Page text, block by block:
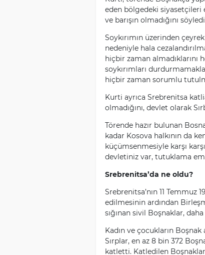
eden bölgedeki siyasetçileri
ve barışın olmadığını
Soykırımın üzerinden
nedeniyle hala
hiçbir zaman almadıklarını
soykırımları
hiçbir zaman sorumlu
Kurti ayrıca Srebrenitsa
olmadığını, devlet olarak
Törende hazır bulunan
kadar Kosova halkının da
küçümsenmesiyle karşı
devletiniz var, tutuklama
Srebrenitsa’da ne oldu?
Srebrenitsa’nın 11 Temmuz
edilmesinin ardından
sığınan sivil Boşnaklar,
Kadın ve çocukların
Sırplar, en az 8 bin 372
katletti. Katledilen